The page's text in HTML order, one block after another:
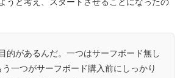
的があるんだ。一つはサーフボード無し
一つがサーフボード購入前にしっかり